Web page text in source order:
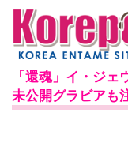
「還魂」イ・ジ
未公開グラビアも